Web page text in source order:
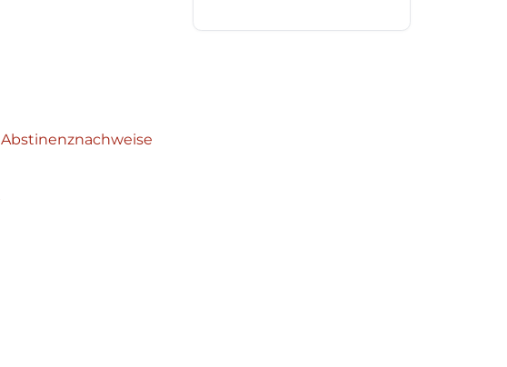
Abstinenznachweise